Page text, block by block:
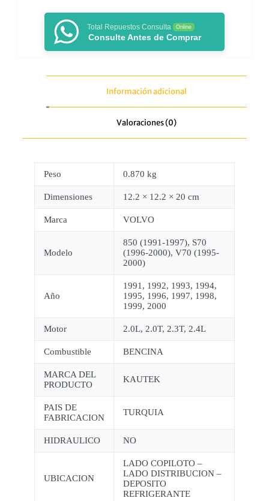
Total Repuestos Consulta Online
Consulte Antes de Comprar
Información adicional
Valoraciones (0)
Peso 0.870 kg
Dimensiones 12.2 × 12.2 × 20 cm
Marca VOLVO
Modelo
850 (1991-1997), S70
(1996-2000), V70 (1995-
2000)
Año
1991, 1992, 1993, 1994,
1995, 1996, 1997, 1998,
1999, 2000
Motor 2.0L, 2.0T, 2.3T, 2.4L
Combustible BENCINA
MARCA DEL
PRODUCTO
KAUTEK
PAIS DE
FABRICACION
TURQUIA
HIDRAULICO NO
UBICACION
LADO COPILOTO –
LADO DISTRIBUCION –
DEPOSITO
REFRIGERANTE